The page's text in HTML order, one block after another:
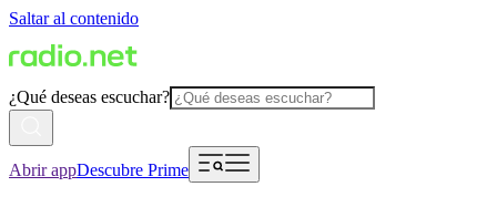
Saltar al contenido
¿Qué deseas escuchar?
Abrir appDescubre Prime